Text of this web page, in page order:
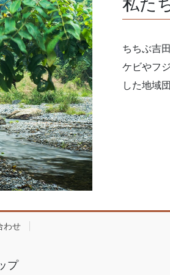
ちちぶ吉
ケビやフ
した地域
わせ
プ